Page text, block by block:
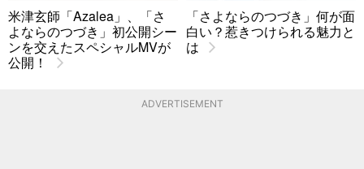
米津玄師「Azalea」、「さ
よならのつづき」初公開シー
ンを交えたスペシャルMVが
公開！
「さよならのつづき」何が面
白い？惹きつけられる魅力と
は
ADVERTISEMENT